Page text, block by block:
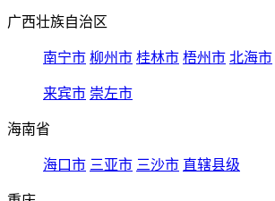
广西壮族自治区
南宁市 柳州市 桂林市 梧州市 北海市
来宾市 崇左市
海南省
海口市 三亚市 三沙市 直辖县级